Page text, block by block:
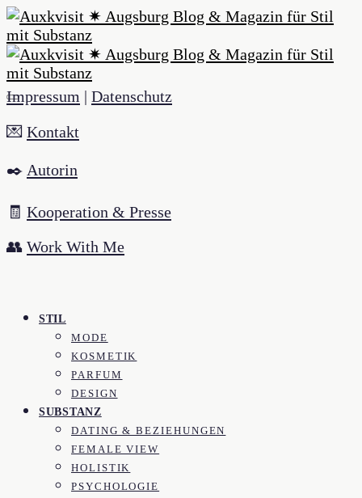
Impressum | Datenschutz
💌 Kontakt
✒️ Autorin
🧾 Kooperation & Presse
👥 Work With Me
STIL
MODE
KOSMETIK
PARFUM
DESIGN
SUBSTANZ
DATING & BEZIEHUNGEN
FEMALE VIEW
HOLISTIK
PSYCHOLOGIE